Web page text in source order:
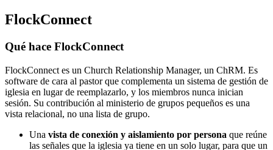
FlockConnect
Qué hace FlockConnect
FlockConnect es un Church Relationship Manager, un ChRM. Es
software de cara al pastor que complementa un sistema de gestión de
iglesia en lugar de reemplazarlo, y los miembros nunca inician
sesión. Su contribución al ministerio de grupos pequeños es una
vista relacional, no una lista de grupo.
Una vista de conexión y aislamiento por persona que reúne
las señales que la iglesia ya tiene en un solo lugar, para que un